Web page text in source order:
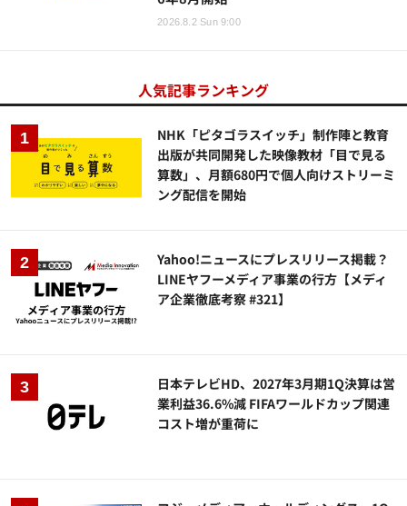
2026.8.2 Sun 9:00
人気記事ランキング
NHK「ピタゴラスイッチ」制作陣と教育
出版が共同開発した映像教材「目で見る
算数」、月額680円で個人向けストリーミ
ング配信を開始
Yahoo!ニュースにプレスリリース掲載？
LINEヤフーメディア事業の行方【メディ
ア企業徹底考察 #321】
日本テレビHD、2027年3月期1Q決算は営
業利益36.6%減 FIFAワールドカップ関連
コスト増が重荷に